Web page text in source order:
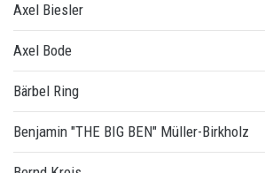
Axel Biesler
Axel Bode
Bärbel Ring
Benjamin "THE BIG BEN" Müller-Birkholz